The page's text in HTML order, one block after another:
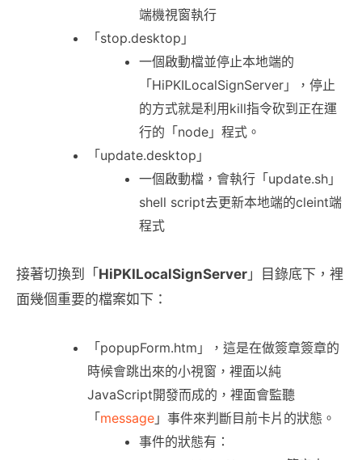
端機視窗執行
「stop.desktop」
一個啟動檔並停止本地端的
「HiPKILocalSignServer」，停止
的方式就是利用kill指令砍到正在運
行的「node」程式。
「update.desktop」
一個啟動檔，會執行「update.sh」
shell script去更新本地端的cleint端
程式
接著切換到「 HiPKILocalSignServer 」目錄底下，裡
面幾個重要的檔案如下：
「popupForm.htm」，這是在做簽章簽章的
時候會跳出來的小視窗，裡面以純
JavaScript開發而成的，裡面會監聽
「 message 」事件來判斷目前卡片的狀態。
事件的狀態有：